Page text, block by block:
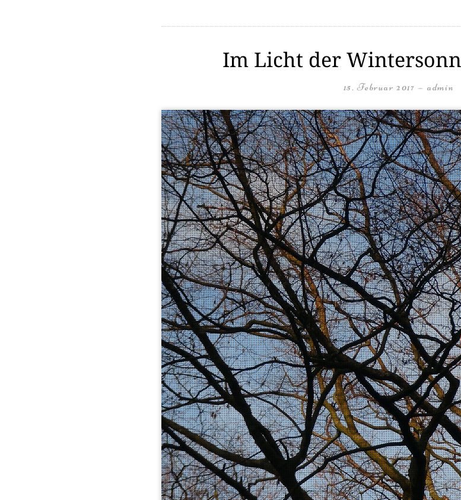
Im Licht der
15. Februar 2017 — admin